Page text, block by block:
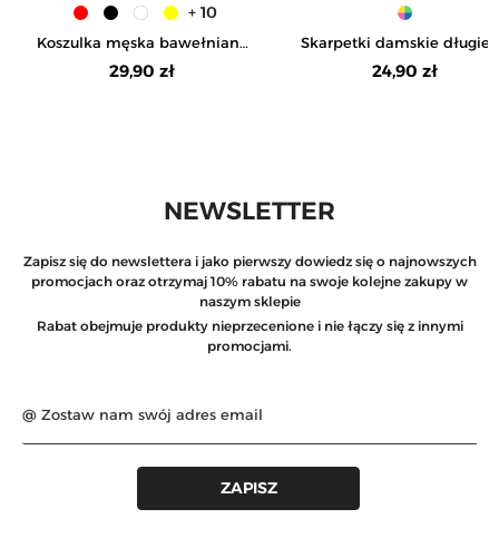
Koszulka męska bawełniana
T-shirt
29,90 zł
+ 10
Skarpetki damskie długie
pastelowe kolory i groszki
pak
24,90 zł
NEWSLETTER
Zapisz się do newslettera i jako pierwszy dowiedz się o najnowszych
promocjach oraz otrzymaj 10% rabatu na swoje kolejne zakupy w
naszym sklepie
Rabat obejmuje produkty nieprzecenione i nie łączy się z innymi
promocjami.